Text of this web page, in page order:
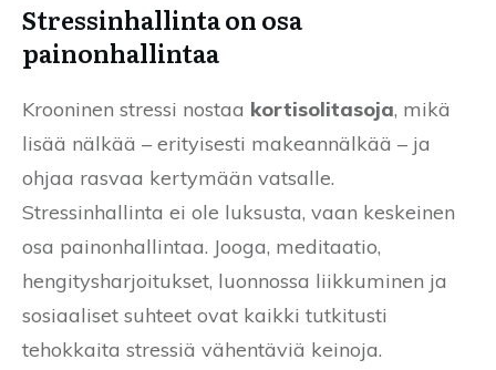
Stressinhallinta on osa
painonhallintaa
Krooninen stressi nostaa kortisolitasoja, mikä
lisää nälkää – erityisesti makeannälkää – ja
ohjaa rasvaa kertymään vatsalle.
Stressinhallinta ei ole luksusta, vaan keskeinen
osa painonhallintaa. Jooga, meditaatio,
hengitysharjoitukset, luonnossa liikkuminen ja
sosiaaliset suhteet ovat kaikki tutkitusti
tehokkaita stressiä vähentäviä keinoja.